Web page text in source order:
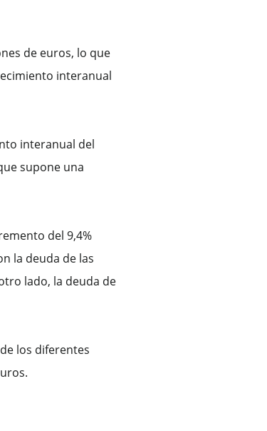
de euros, lo que
interanual
interanual del
supone una
del 9,4%
la deuda de las
lado, la deuda de
los diferentes